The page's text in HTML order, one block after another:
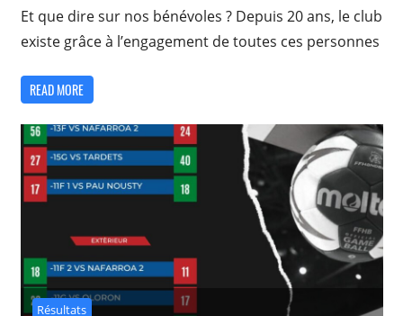
Et que dire sur nos bénévoles ? Depuis 20 ans, le club
existe grâce à l’engagement de toutes ces personnes
READ MORE
Résultats